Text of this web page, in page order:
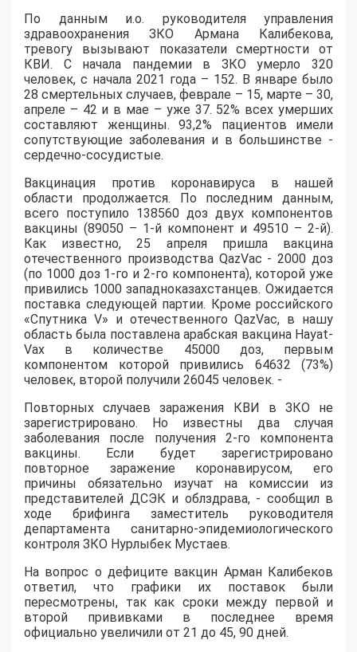
По данным и.о. руководителя управления
здравоохранения ЗКО Армана Калибекова,
тревогу вызывают показатели смертности от
КВИ. С начала пандемии в ЗКО умерло 320
человек, с начала 2021 года – 152. В январе было
28 смертельных случаев, феврале – 15, марте – 30,
апреле – 42 и в мае – уже 37. 52% всех умерших
составляют женщины. 93,2% пациентов имели
сопутствующие заболевания и в большинстве -
сердечно-сосудистые.
Вакцинация против коронавируса в нашей
области продолжается. По последним данным,
всего поступило 138560 доз двух компонентов
вакцины (89050 – 1-й компонент и 49510 – 2-й).
Как известно, 25 апреля пришла вакцина
отечественного производства QаzVac - 2000 доз
(по 1000 доз 1-го и 2-го компонента), которой уже
привились 1000 западноказахстанцев. Ожидается
поставка следующей партии. Кроме российского
«Спутника V» и отечественного QazVac, в нашу
область была поставлена арабская вакцина Hayat-
Vax в количестве 45000 доз, первым
компонентом которой привились 64632 (73%)
человек, второй получили 26045 человек. -
Повторных случаев заражения КВИ в ЗКО не
зарегистрировано. Но известны два случая
заболевания после получения 2-го компонента
вакцины. Если будет зарегистрировано
повторное заражение коронавирусом, его
причины обязательно изучат на комиссии из
представителей ДСЭК и облздрава, - сообщил в
ходе брифинга заместитель руководителя
департамента санитарно-эпидемиологического
контроля ЗКО Нурлыбек Мустаев.
На вопрос о дефиците вакцин Арман Калибеков
ответил, что графики их поставок были
пересмотрены, так как сроки между первой и
второй прививками в последнее время
официально увеличили от 21 до 45, 90 дней.